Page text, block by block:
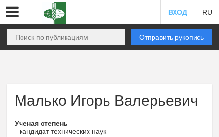
ВХОД RU
Отправить рукопись
Малько Игорь Валерьевич
Ученая степень
кандидат технических наук